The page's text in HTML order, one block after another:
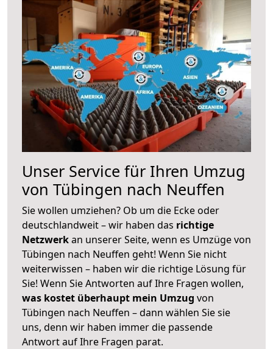
Unser Service für Ihren Umzug
von Tübingen nach Neuffen
Sie wollen umziehen? Ob um die Ecke oder
deutschlandweit – wir haben das richtige
Netzwerkan unserer Seite, wenn es Umzüge von
Tübingen nach Neuffen geht! Wenn Sie nicht
weiterwissen – haben wir die richtige Lösung für
Sie! Wenn Sie Antworten auf Ihre Fragen wollen,
was kostet überhaupt mein Umzug von
Tübingen nach Neuffen – dann wählen Sie sie
uns, denn wir haben immer die passende
Antwort auf Ihre Fragen parat.